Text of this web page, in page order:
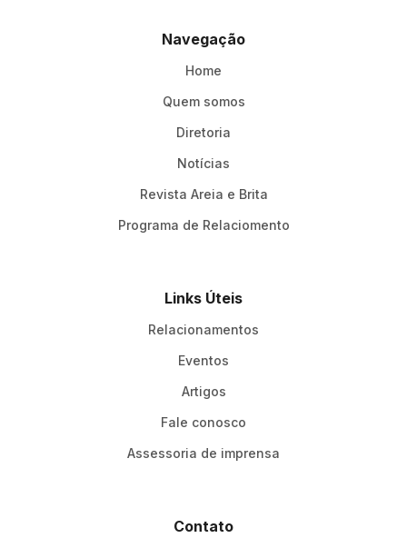
Navegação
Home
Quem somos
Diretoria
Notícias
Revista Areia e Brita
Programa de Relaciomento
Links Úteis
Relacionamentos
Eventos
Artigos
Fale conosco
Assessoria de imprensa
Contato